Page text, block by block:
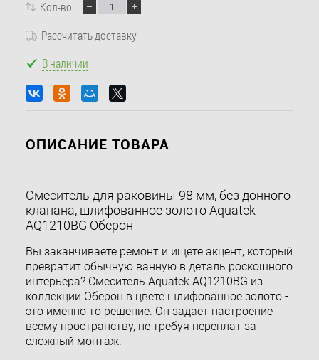
Кол-во:
Рассчитать доставку
В наличии
ОПИСАНИЕ ТОВАРА
Смеситель для раковины 98 мм, без донного
клапана, шлифованное золото Aquatek
AQ1210BG Оберон
Вы заканчиваете ремонт и ищете акцент, который
превратит обычную ванную в деталь роскошного
интерьера? Смеситель Aquatek AQ1210BG из
коллекции Оберон в цвете шлифованное золото -
это именно то решение. Он задаёт настроение
всему пространству, не требуя переплат за
сложный монтаж.